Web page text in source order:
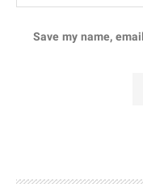
Save my name,